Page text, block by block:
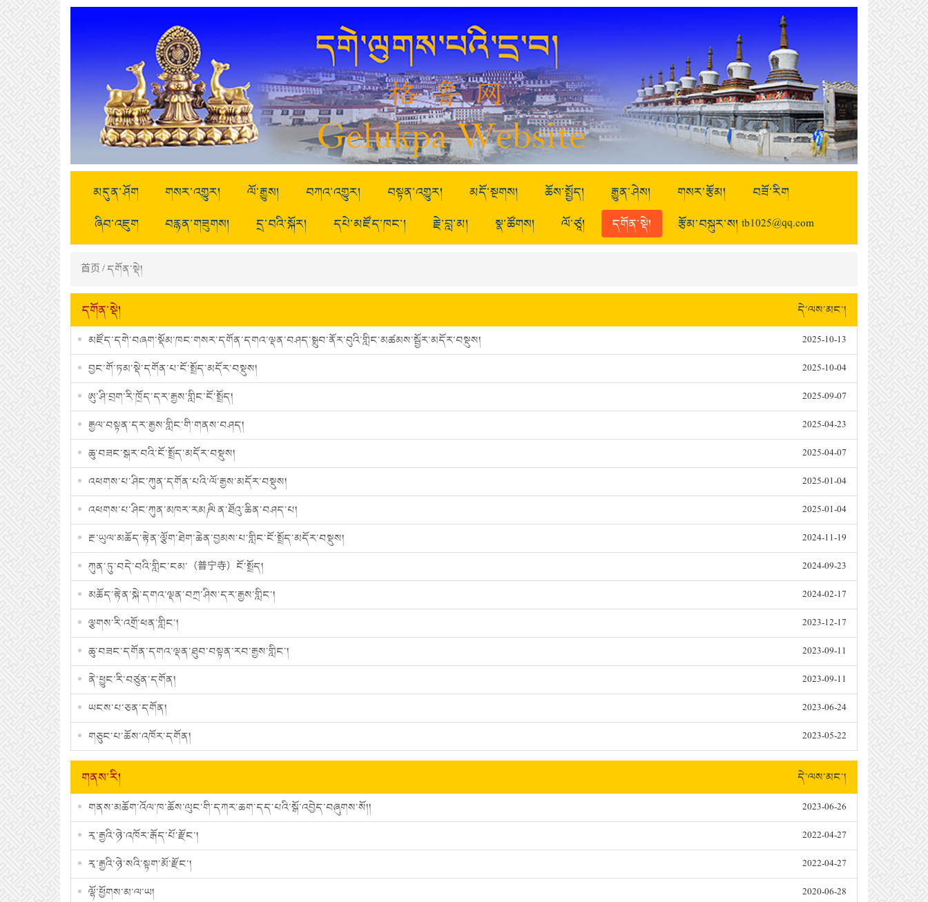
མདུན་ཤོག གསར་འགྱུར། ལོ་རྒྱུས། བཀའ་འགྱུར། བསྟན་འགྱུར། མདོ་སྔགས། ཆོས་སྤྱོད། རྒྱུན་ཤེས། གསར་རྩོམ།
བཟོ་རིག
ཞིབ་འཇུག
བརྙན་གཟུགས། དྲ་བའི་སྐོར། དཔེ་མཛོད་ཁང་། རྗེ་བླ་མ། སྣ་ཚོགས། ལོ་ཙཱ། དགོན་སྡེ། རྩོམ་བསྐུར་ས། tb1025@qq.com
首页/དགོན་སྡེ།
དགོན་སྡེ།
དེ་ལས་མང་།
2025-10-13
མཛོད་དགེ་བཞག་སྡོམ་ཁང་གསར་དགོན་དགའ་ལྡན་བཤད་སྒྲུབ་ནོར་བུའི་གླིང་མཚམས་སྦྱོར་མདོར་བསྡུས།
2025-10-04
བྱང་གོ་ཏམ་སྡེ་དགོན་པ་ངོ་སྤྲོད་མདོར་བསྡུས།
2025-09-07
ཨུ་ཤི་བྲག་རི་ཁྲོད་དར་རྒྱས་གླིང་ངོ་སྤྲོད།
2025-04-23
རྒྱལ་བསྟན་དར་རྒྱས་གླིང་གི་གནས་བཤད།
2025-04-07
ཆུ་བཟང་སྒར་བའི་ངོ་སྤྲོད་མདོར་བསྡུས།
2025-01-04
འཕགས་པ་ཤིང་ཀུན་དགོན་པའི་ལོ་རྒྱས་མདོར་བསྡུས།
2025-01-04
འཕགས་པ་ཤིང་ཀུན་མཁར་རམ༼ ལི ན་ཐོའུ་ཆིན་བཤད་པ།
2024-11-19
རྔ་ཡུལ་མཆོད་རྟེན་ལྕོག་ཐེག་ཆེན་བྱམས་པ་གླིང་ངོ་སྤྲོད་མདོར་བསྡུས།
2024-09-23
ཀུན་ཏུ་བདེ་བའི་གླིང་ངམ་（普宁寺）ངོ་སྤྲོད།
2024-02-17
མཆོད་རྟེན་སྐེ་དགའ་ལྡན་བཀྲ་ཤིས་དར་རྒྱས་གླིང་།
2023-12-17
ལྕགས་རི་འགྲོ་ཕན་གླིང་།
2023-09-11
ཆུ་བཟང་དགོན་དགའ་ལྡན་ཐུབ་བསྟན་རབ་རྒྱས་གླིང་།
2023-09-11
ནེ་ཕྱུང་རི་བཙུན་དགོན།
2023-06-24
ཡངས་པ་ཅན་དགོན།
2023-05-22
གཅུང་པ་ཆོས་འཁོར་དགོན།
གནས་རི།
དེ་ལས་མང་།
2023-06-26
གནས་མཆོག་འོལ་ཁ་ཆོས་ལུང་གི་དཀར་ཆག་དད་པའི་སྒོ་འབྱེད་བཞུགས་སོ།།
2022-04-27
རྭ་རྒྱའི་ཉེ་འཁོར་རྒོད་པོ་རྫོང་།
2022-04-27
རྭ་རྒྱའི་ཉེ་སའི་སྟག་མོ་རྫོང་།
2020-06-28
ལྷོ་ཕྱོགས་མ་ལ་ཡ།